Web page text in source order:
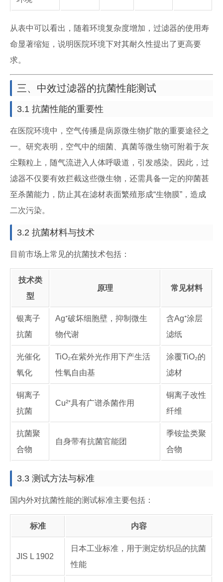
从表中可以看出，随着环境复杂度增加，过滤器的使用寿
命显著缩短，说明医院环境下对其耐久性提出了更高要
求。
三、中效过滤器的抗菌性能测试
3.1 抗菌性能的重要性
在医院环境中，空气传播是病原微生物扩散的重要途径之
一。研究表明，空气中的细菌、真菌等微生物可附着于灰
尘颗粒上，随气流进入人体呼吸道，引发感染。因此，过
滤器不仅要有效拦截这些微生物，还需具备一定的抑菌甚
至杀菌能力，防止其在滤材表面繁殖形成“生物膜”，造成
二次污染。
3.2 抗菌材料与技术
目前市场上常见的抗菌技术包括：
技术类
型
原理 常见材料
银离子
抗菌
Ag⁺破坏细胞壁，抑制微生
物代谢
含Ag⁺涂层
滤纸
光催化
氧化
TiO₂在紫外光作用下产生活
性氧自由基
涂覆TiO₂的
滤材
铜离子
抗菌
Cu²⁺具有广谱杀菌作用
铜离子改性
纤维
抗菌聚
合物
自身带有抗菌官能团
季铵盐类聚
合物
3.3 测试方法与标准
国内外对抗菌性能的测试标准主要包括：
标准 内容
JIS L 1902
日本工业标准，用于测定纺织品的抗菌
性能